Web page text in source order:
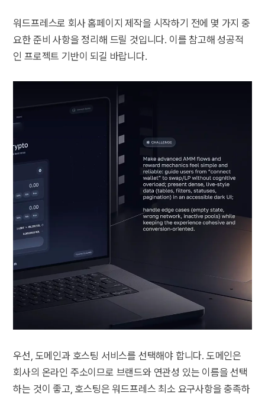
워드프레스로 회사 홈페이지 제작을 시작하기 전에 몇 가지 중
요한 준비 사항을 정리해 드릴 것입니다. 이를 참고해 성공적
인 프로젝트 기반이 되길 바랍니다.
우선, 도메인과 호스팅 서비스를 선택해야 합니다. 도메인은
회사의 온라인 주소이므로 브랜드와 연관성 있는 이름을 선택
하는 것이 좋고, 호스팅은 워드프레스 최소 요구사항을 충족하